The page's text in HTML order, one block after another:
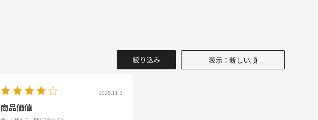
絞り込み 表示：新しい順
2025.11.3
商品価値